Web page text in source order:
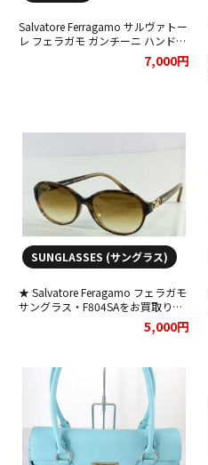
Salvatore Ferragamo サルヴァトー
レ フェラガモ ガンチーニ ハンドバ
ッグをお買取りさせて頂きました★
7,000円
SUNGLASSES (サングラス)
★ Salvatore Feragamo フェラガモ
サングラス・F804SAをお買取りし
5,000円